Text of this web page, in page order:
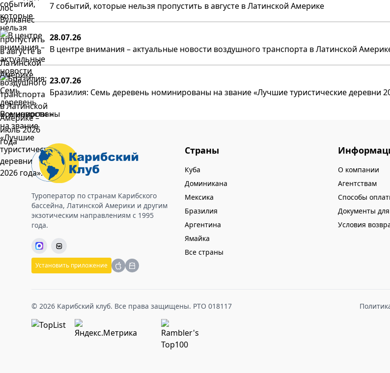
7 событий, которые нельзя пропустить в августе в Латинской Америке
28.07.26
В центре внимания – актуальные новости воздушного транспорта в Латинской
23.07.26
Бразилия: Семь деревень номинированы на звание «Лучшие туристические деревни
Все новости »
Туроператор по странам Карибского
бассейна, Латинской Америки и другим
экзотическим направлениям с 1995
года.
Установить приложение
Страны
Куба
Доминикана
Мексика
Бразилия
Аргентина
Ямайка
Все страны
О компании
Агентствам
Способы
Документы
Условия
© 2026 Карибский клуб. Все права защищены. РТО 018117